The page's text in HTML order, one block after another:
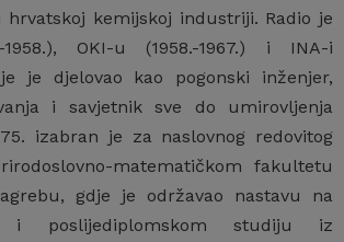
hrvatskoj kemijskoj industriji. Radio je
OKI-u (1958.-1967.) i INA-i
je djelovao kao pogonski inženjer,
i savjetnik sve do umirovljenja
izabran je za naslovnog redovitog
matematičkom fakultetu
gdje je održavao nastavu na
i poslijediplomskom studiju iz